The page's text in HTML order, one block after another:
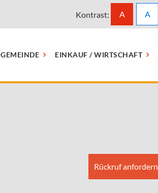
Kontrast: A A
GEMEINDE EINKAUF / WIRTSCHAFT
Rückruf anfordern